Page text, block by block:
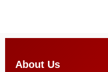
About Us